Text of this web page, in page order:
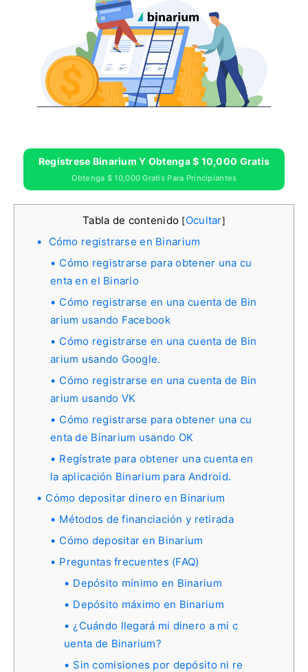
Regístrese Binarium Y Obtenga $ 10,000 Gratis
Obtenga $ 10,000 Gratis Para Principiantes
Tabla de contenido [Ocultar]
Cómo registrarse en Binarium
Cómo registrarse para obtener una cu
enta en el Binario
Cómo registrarse en una cuenta de Bin
arium usando Facebook
Cómo registrarse en una cuenta de Bin
arium usando Google.
Cómo registrarse en una cuenta de Bin
arium usando VK
Cómo registrarse para obtener una cu
enta de Binarium usando OK
Regístrate para obtener una cuenta en
la aplicación Binarium para Android.
Cómo depositar dinero en Binarium
Métodos de financiación y retirada
Cómo depositar en Binarium
Preguntas frecuentes (FAQ)
Depósito mínimo en Binarium
Depósito máximo en Binarium
¿Cuándo llegará mi dinero a mi c
uenta de Binarium?
Sin comisiones por depósito ni re